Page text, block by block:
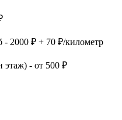
2000 ₽ + 70 ₽/километр
этаж) - от 500 ₽